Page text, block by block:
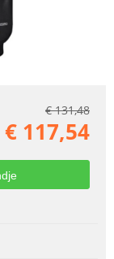
€131,48
€ 117,54